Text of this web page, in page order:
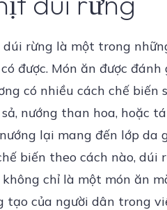
rừng là một trong
được. Món ăn được
có nhiều cách chế
nướng than hoa, hoặc
lại mang đến lớp da
biến theo cách nào,
chỉ là một món ăn
tạo của người dân trong